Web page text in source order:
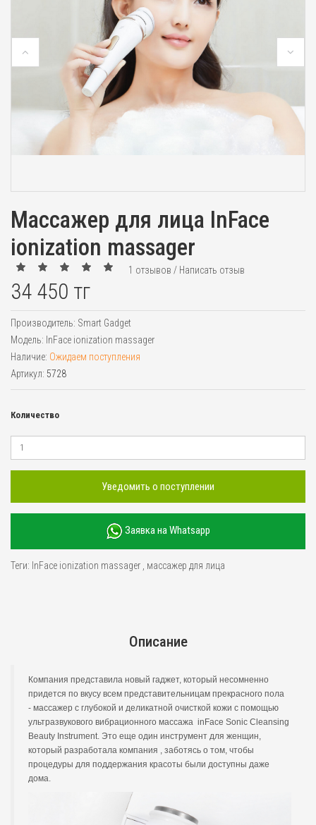
Массажер для лица InFace
ionization massager
1 отзывов / Написать отзыв
34 450 тг
Производитель: Smart Gadget
Модель: InFace ionization massager
Наличие: Ожидаем поступления
Артикул: 5728
Количество
Уведомить о поступлении
Заявка на Whatsapp
Теги: InFace ionization massager массажер для лица
Описание
Компания представила новый гаджет, который несомненно
придется по вкусу всем представительницам прекрасного пола
- массажер с глубокой и деликатной очисткой кожи с помощью
ультразвукового вибрационного массажа inFace Sonic Cleansing
Beauty Instrument. Это еще один инструмент для женщин,
который разработала компания , заботясь о том, чтобы
процедуры для поддержания красоты были доступны даже
дома.